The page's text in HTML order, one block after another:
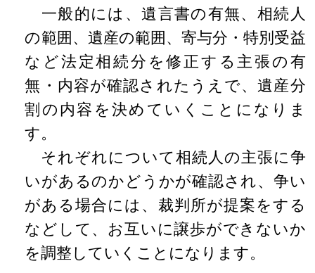
一般的には、遺言書の有無、相続人
の範囲、遺産の範囲、寄与分・特別受益
など法定相続分を修正する主張の有
無・内容が確認されたうえで、遺産分
割の内容を決めていくことになりま
す。
それぞれについて相続人の主張に争
いがあるのかどうかが確認され、争い
がある場合には、裁判所が提案をする
などして、お互いに譲歩ができないか
を調整していくことになります。